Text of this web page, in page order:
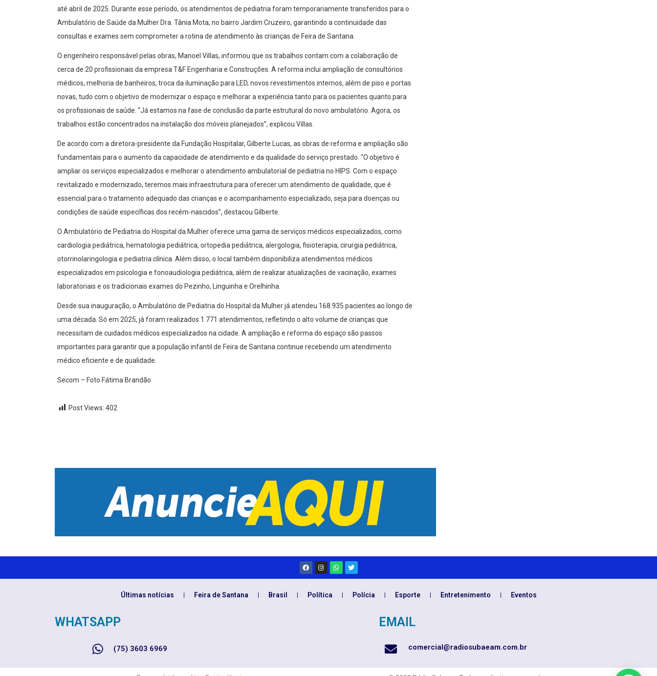
até abril de 2025. Durante esse período, os atendimentos de pediatria foram temporariamente transferidos para o
Ambulatório de Saúde da Mulher Dra. Tânia Mota, no bairro Jardim Cruzeiro, garantindo a continuidade das
consultas e exames sem comprometer a rotina de atendimento às crianças de Feira de Santana.
O engenheiro responsável pelas obras, Manoel Villas, informou que os trabalhos contam com a colaboração de
cerca de 20 profissionais da empresa T&F Engenharia e Construções. A reforma inclui ampliação de consultórios
médicos, melhoria de banheiros, troca da iluminação para LED, novos revestimentos internos, além de piso e portas
novas, tudo com o objetivo de modernizar o espaço e melhorar a experiência tanto para os pacientes quanto para
os profissionais de saúde. “Já estamos na fase de conclusão da parte estrutural do novo ambulatório. Agora, os
trabalhos estão concentrados na instalação dos móveis planejados”, explicou Villas.
De acordo com a diretora-presidente da Fundação Hospitalar, Gilberte Lucas, as obras de reforma e ampliação são
fundamentais para o aumento da capacidade de atendimento e da qualidade do serviço prestado. “O objetivo é
ampliar os serviços especializados e melhorar o atendimento ambulatorial de pediatria no HIPS. Com o espaço
revitalizado e modernizado, teremos mais infraestrutura para oferecer um atendimento de qualidade, que é
essencial para o tratamento adequado das crianças e o acompanhamento especializado, seja para doenças ou
condições de saúde específicas dos recém-nascidos”, destacou Gilberte.
O Ambulatório de Pediatria do Hospital da Mulher oferece uma gama de serviços médicos especializados, como
cardiologia pediátrica, hematologia pediátrica, ortopedia pediátrica, alergologia, fisioterapia, cirurgia pediátrica,
otorrinolaringologia e pediatria clínica. Além disso, o local também disponibiliza atendimentos médicos
especializados em psicologia e fonoaudiologia pediátrica, além de realizar atualizações de vacinação, exames
laboratoriais e os tradicionais exames do Pezinho, Linguinha e Orelhinha.
Desde sua inauguração, o Ambulatório de Pediatria do Hospital da Mulher já atendeu 168.935 pacientes ao longo de
uma década. Só em 2025, já foram realizados 1.771 atendimentos, refletindo o alto volume de crianças que
necessitam de cuidados médicos especializados na cidade. A ampliação e reforma do espaço são passos
importantes para garantir que a população infantil de Feira de Santana continue recebendo um atendimento
médico eficiente e de qualidade.
Secom – Foto Fátima Brandão
Post Views: 402
Últimas notícias Feira de Santana Brasil Política Polícia Esporte Entretenimento Eventos
WHATSAPP
(75) 3603 6969
EMAIL
comercial@radiosubaeam.com.br